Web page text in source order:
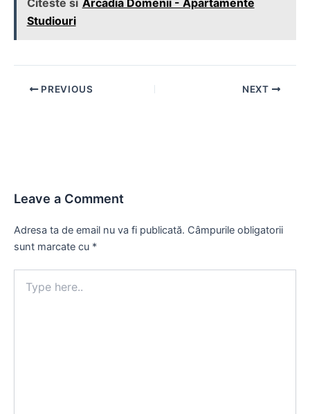
Citeste si Arcadia Domenii - Apartamente
Studiouri
Post PREVIOUS NEXT
Leave a Comment
Adresa ta de email nu va fi publicată. Câmpurile obligatorii
sunt marcate cu *
here..